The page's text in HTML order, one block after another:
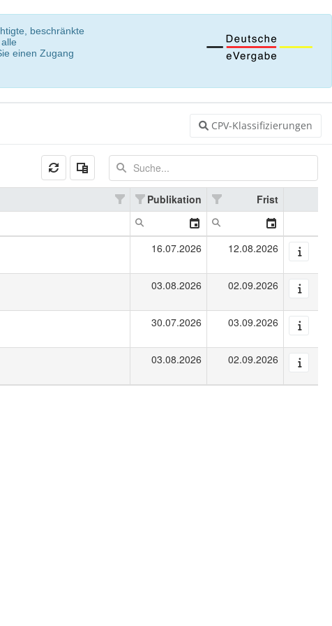
beschränkte
einen Zugang
CPV-Klassifizierungen
Publikation Frist
16.07.2026 12.08.2026
03.08.2026 02.09.2026
30.07.2026 03.09.2026
03.08.2026 02.09.2026